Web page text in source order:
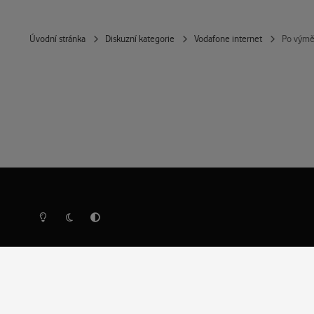
Úvodní stránka Diskuzní kategorie Vodafone internet Po
Světlý režimTmavý režimPředvolba systému